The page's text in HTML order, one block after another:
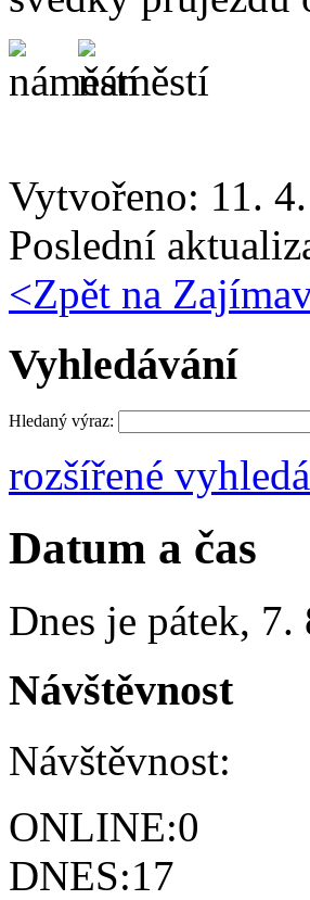
Vytvořeno: 11.
Poslední
<Zpět na
Vyhledávání
Hledaný výraz:
rozšířené
Datum a čas
Dnes je pátek, 7.
Návštěvnost
Návštěvnost:
ONLINE:0
DNES:17